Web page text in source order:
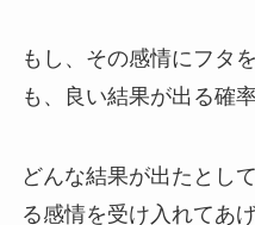
もし、その感情にフタ
も、良い結果が出る確
どんな結果が出たとし
る感情を受け入れてあ